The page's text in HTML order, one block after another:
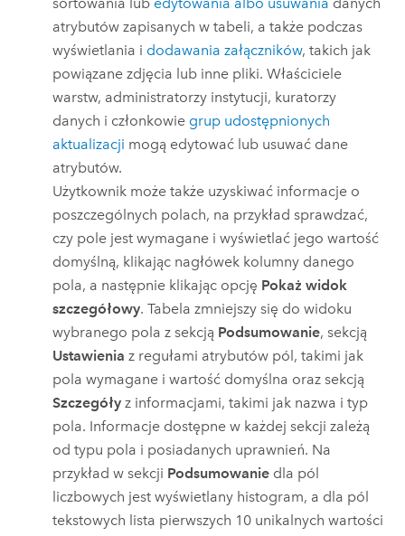
atrybutów zapisanych w tabeli, a także podczas
wyświetlania i dodawania załączników, takich jak
powiązane zdjęcia lub inne pliki. Właściciele
warstw, administratorzy instytucji, kuratorzy
danych i członkowie grup udostępnionych
aktualizacji mogą edytować lub usuwać dane
atrybutów.
Użytkownik może także uzyskiwać informacje o
poszczególnych polach, na przykład sprawdzać,
czy pole jest wymagane i wyświetlać jego wartość
domyślną, klikając nagłówek kolumny danego
pola, a następnie klikając opcję Pokaż widok
szczegółowy. Tabela zmniejszy się do widoku
wybranego pola z sekcją Podsumowanie, sekcją
Ustawienia z regułami atrybutów pól, takimi jak
pola wymagane i wartość domyślna oraz sekcją
Szczegóły z informacjami, takimi jak nazwa i typ
pola. Informacje dostępne w każdej sekcji zależą
od typu pola i posiadanych uprawnień. Na
przykład w sekcji Podsumowanie dla pól
liczbowych jest wyświetlany histogram, a dla pól
tekstowych lista pierwszych 10 unikalnych wartości